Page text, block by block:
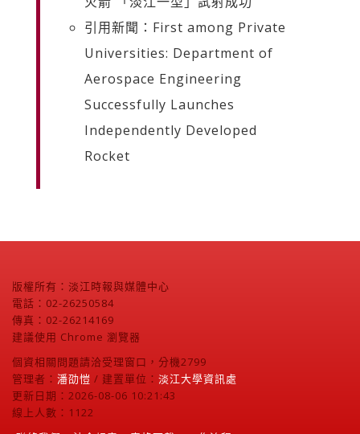
引用新聞：First among Private
Universities: Department of
Aerospace Engineering
Successfully Launches
Independently Developed
Rocket
版權所有：淡江時報與媒體中心
電話：02-26250584
傳真：02-26214169
建議使用 Chrome 瀏覽器
個資相關問題請洽受理窗口，分機2799
管理者： 潘劭愷 / 建置單位： 淡江大學資訊處
更新日期：2026-08-06 10:21:43
線上人數：1122